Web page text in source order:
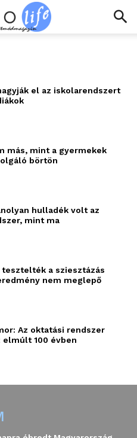
el az iskolarendszert
más, mint a gyermekek
börtön
hulladék volt az
mint ma
tesztelték a sziesztázás
nem meglepő
Az oktatási rendszer
elmúlt 100 évben